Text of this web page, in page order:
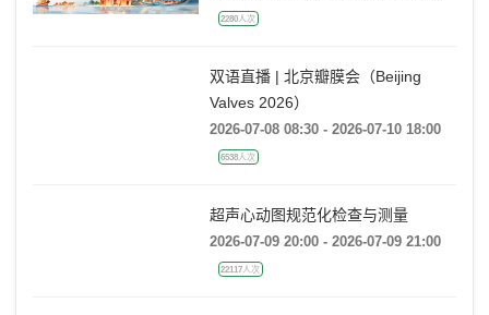
2280人次
双语直播 | 北京瓣膜会（Beijing
Valves 2026）
2026-07-08 08:30 - 2026-07-10 18:00
6538人次
超声心动图规范化检查与测量
2026-07-09 20:00 - 2026-07-09 21:00
22117人次